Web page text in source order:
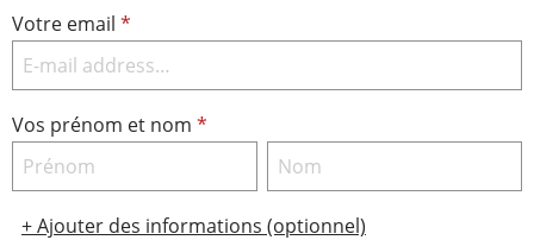
Votre email *
Vos prénom et nom *
+Ajouter des informations (optionnel)